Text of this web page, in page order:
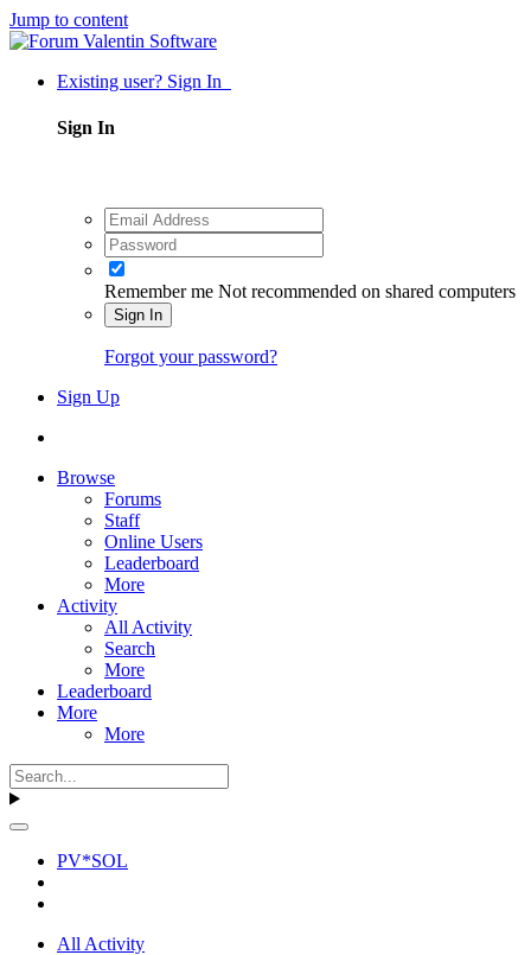
Jump to content
Existing user? Sign In
Sign In
Remember me Not recommended on shared computers
Sign In
Forgot your password?
Sign Up
Browse
Forums
Staff
Online Users
Leaderboard
More
Activity
All Activity
Search
More
Leaderboard
More
More
PV*SOL
All Activity